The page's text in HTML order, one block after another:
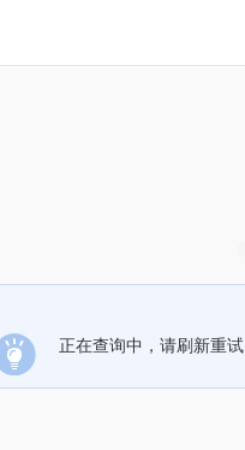
正在查询中，请刷新重试